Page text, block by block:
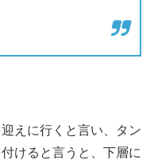
えに行くと言い、タン
けると言うと、下層に